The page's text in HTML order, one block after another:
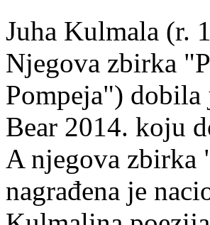
Juha Kulmala (r.
Njegova zbirka
Pompeja") dobila
Bear 2014. koju
A njegova
nagrađena je